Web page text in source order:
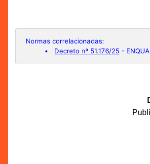
Normas correlacionadas:
Decreto nº 51.176/25 -